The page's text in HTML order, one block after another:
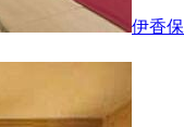
伊香保